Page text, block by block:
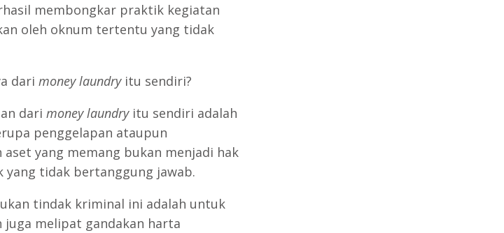
membongkar praktik kegiatan
oleh oknum tertentu yang tidak
dari money laundryitu sendiri?
dari money laundryitu sendiri adalah
penggelapan ataupun
yang memang bukan menjadi hak
yang tidak bertanggung jawab.
tindak kriminal ini adalah untuk
melipat gandakan harta